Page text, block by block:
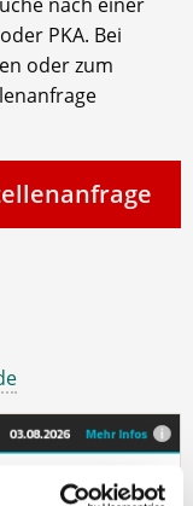
PKA. Bei
oder zum